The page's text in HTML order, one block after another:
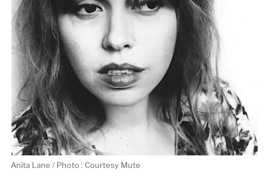
Anita Lane / Photo : Courtesy Mute